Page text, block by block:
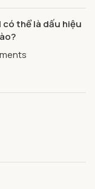
thể là dấu hiệu